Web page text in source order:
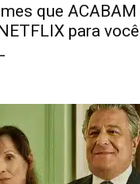
que ACABAM
para